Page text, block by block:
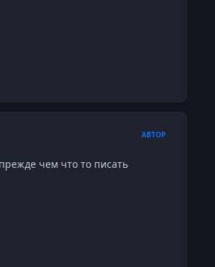
АВТОР
чем что то писать